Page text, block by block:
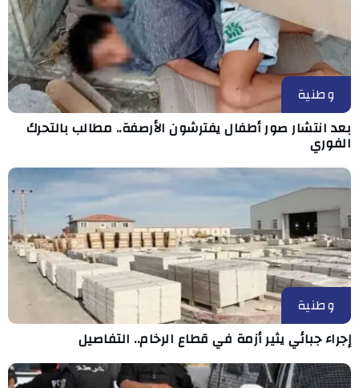
وطنية
بعد انتشار صور أطفال يفترشون الأرصفة.. مطالب بالتحرك
الفوري
وطنية
إجراء جبائي يثير أزمة في قطاع الرخام.. التفاصيل